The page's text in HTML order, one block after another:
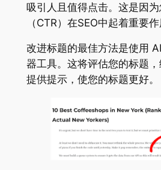
吸引人且值得点击。这是因
（CTR）在SEO中起着重要作
改进标题的最佳方法是使用
器工具。这将评估您的标题
提供提示，使您的标题更好。